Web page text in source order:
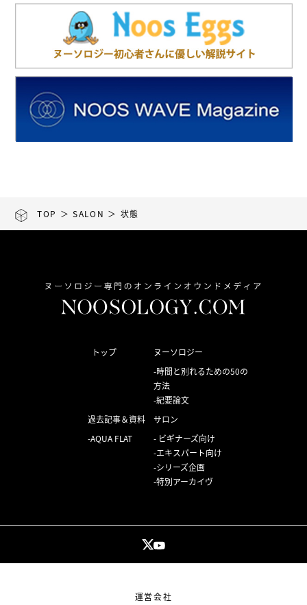
TOP ＞SALON ＞ 状態
トップ
ヌーソロジー
時間と別れるための50の
方法
紀要論文
過去記事＆資料
AQUA FLAT
サロン
ビギナーズ向け
エキスパート向け
シリーズ企画
特別アーカイヴ
運営会社